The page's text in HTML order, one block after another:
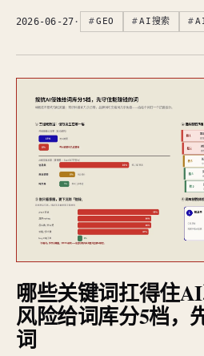
2026-06-27 · GEO AI搜索
哪些关键词扛得住
风险给词库分5档，
词